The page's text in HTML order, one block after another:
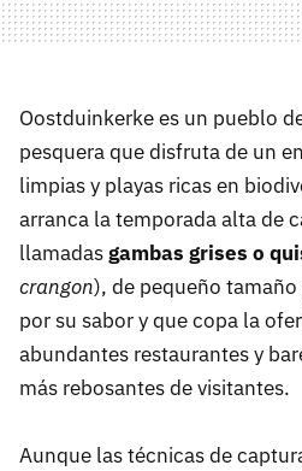
Oostduinkerke es un pueblo
pesquera que disfruta de un
limpias y playas ricas en
arranca la temporada alta de
llamadasgambas grises o
crangon), de pequeño
por su sabor y que copa la
abundantes restaurantes y
más rebosantes de visitantes.
Aunque las técnicas de